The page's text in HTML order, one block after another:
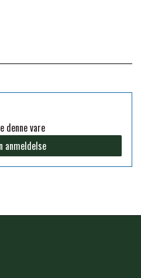
SADEL TILBEHØR
PADS
TACK
MOUTH
EQUESTIAN
denne vare
anmeldelse